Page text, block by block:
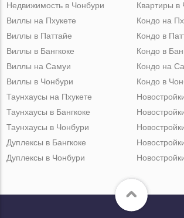
Недвижимость в Чонбури
Квартиры в
Виллы на Пхукете
Виллы в Паттайе
Виллы в Бангкоке
Виллы на Самуи
Виллы в Чонбури
Кондо на
Кондо в
Кондо в
Кондо на
Кондо в
Таунхаусы на Пхукете
Таунхаусы в Бангкоке
Таунхаусы в Чонбури
Дуплексы в Бангкоке
Дуплексы в Чонбури